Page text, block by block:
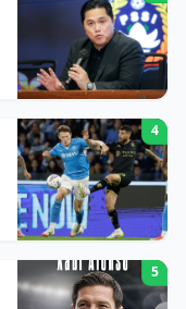
4
5